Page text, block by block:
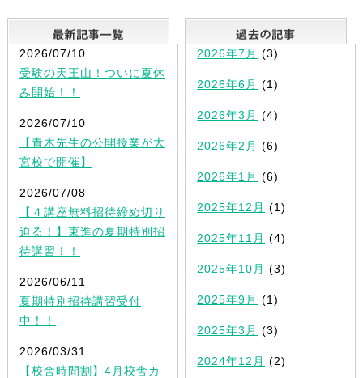
最新記事一覧
2026/07/10
受験の天王山！ついに夏休
み開始！！
2026/07/10
【青木先生の公開授業が大
宮校で開催】
2026/07/08
【４講座無料招待締め切り
迫る！】東進の夏期特別招
待講習！！
2026/06/11
夏期特別招待講習受付
中！！
2026/03/31
【校舎時間割】4月校舎カ
2026年7月 (3)
2026年6月 (1)
2026年3月 (4)
2026年2月 (6)
2026年1月 (6)
2025年12月 (1)
2025年11月 (4)
2025年10月 (3)
2025年9月 (1)
2025年3月 (3)
2024年12月 (2)